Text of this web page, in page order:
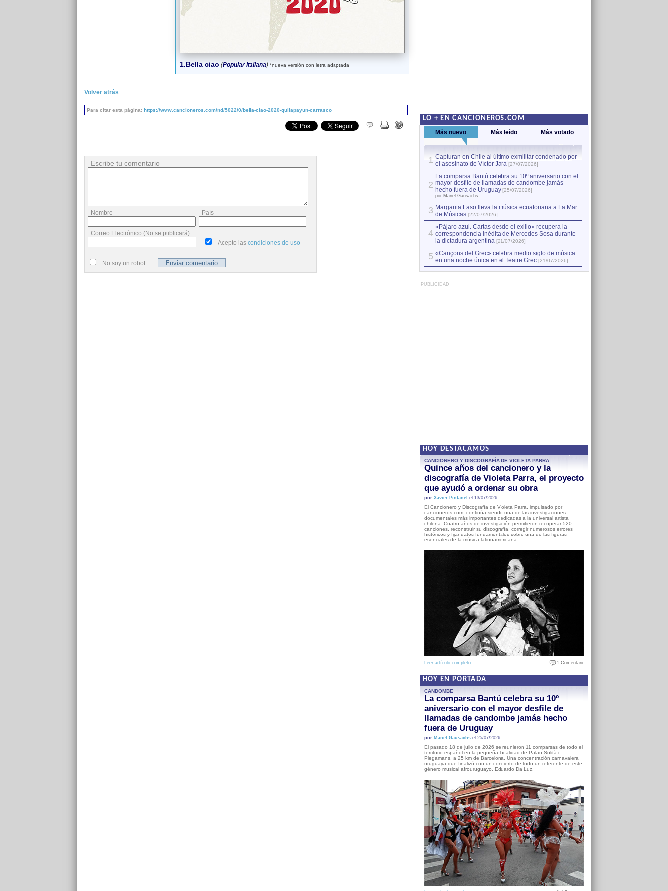
1.Bella ciao (Popular italiana)*nueva versión con letra adaptada
Volver atrás
Para citar esta página: https://www.cancioneros.com/nd/5022/0/bella-ciao-2020-quilapayun-carrasco
Escribe tu comentario
Nombre País
Correo Electrónico (No se publicará)
Acepto las condiciones de uso
No soy un robot
LO + EN CANCIONEROS.COM
Más nuevo Más leído Más votado
1 Capturan en Chile al último exmilitar condenado por
el asesinato de Víctor Jara [27/07/2026]
2
La comparsa Bantú celebra su 10º aniversario con el
mayor desfile de llamadas de candombe jamás
hecho fuera de Uruguay [25/07/2026]
por Manel Gausachs
3 Margarita Laso lleva la música ecuatoriana a La Mar
de Músicas [22/07/2026]
4
«Pájaro azul. Cartas desde el exilio» recupera la
correspondencia inédita de Mercedes Sosa durante
la dictadura argentina [21/07/2026]
5 «Cançons del Grec» celebra medio siglo de música
en una noche única en el Teatre Grec [21/07/2026]
PUBLICIDAD
HOY DESTACAMOS
CANCIONERO Y DISCOGRAFÍA DE VIOLETA PARRA
Quince años del cancionero y la
discografía de Violeta Parra, el proyecto
que ayudó a ordenar su obra
por Xavier Pintanel el 13/07/2026
El Cancionero y Discografía de Violeta Parra, impulsado por
cancioneros.com, continúa siendo una de las investigaciones
documentales más importantes dedicadas a la universal artista
chilena. Cuatro años de investigación permitieron recuperar 520
canciones, reconstruir su discografía, corregir numerosos errores
históricos y fijar datos fundamentales sobre una de las figuras
esenciales de la música latinoamericana.
Leer artículo completo 1 Comentario
HOY EN PORTADA
CANDOMBE
La comparsa Bantú celebra su 10º
aniversario con el mayor desfile de
llamadas de candombe jamás hecho
fuera de Uruguay
por Manel Gausachsel 25/07/2026
El pasado 18 de julio de 2026 se reunieron 11 comparsas de todo el
territorio español en la pequeña localidad de Palau-Solità i
Plegamans, a 25 km de Barcelona. Una concentración carnavalera
uruguaya que finalizó con un concierto de todo un referente de este
género musical afrouruguayo, Eduardo Da Luz.